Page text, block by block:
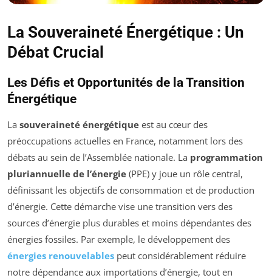
La Souveraineté Énergétique : Un
Débat Crucial
Les Défis et Opportunités de la Transition
Énergétique
La souveraineté énergétique est au cœur des
préoccupations actuelles en France, notamment lors des
débats au sein de l’Assemblée nationale. La programmation
pluriannuelle de l’énergie (PPE) y joue un rôle central,
définissant les objectifs de consommation et de production
d’énergie. Cette démarche vise une transition vers des
sources d’énergie plus durables et moins dépendantes des
énergies fossiles. Par exemple, le développement des
énergies renouvelables peut considérablement réduire
notre dépendance aux importations d’énergie, tout en